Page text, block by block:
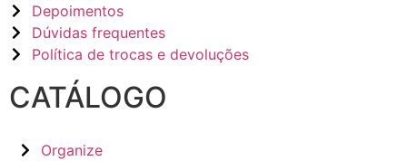
Depoimentos
Dúvidas frequentes
Política de trocas e devoluções
CATÁLOGO
Organize